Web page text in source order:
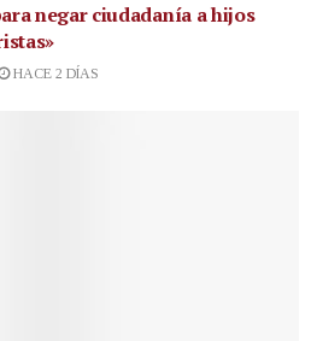
negar ciudadanía a hijos
HACE 2 DÍAS